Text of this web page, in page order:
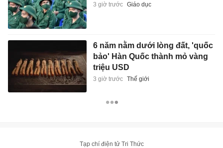
3 giờ trước Giáo dục
6 năm nằm dưới lòng đất, 'quốc
bảo' Hàn Quốc thành mỏ vàng
triệu USD
3 giờ trước Thế giới
Tạp chí điện tử Tri Thức